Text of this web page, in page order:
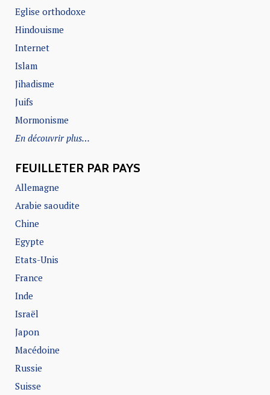
Eglise orthodoxe
Hindouisme
Internet
Islam
Jihadisme
Juifs
Mormonisme
En découvrir plus…
FEUILLETER PAR PAYS
Allemagne
Arabie saoudite
Chine
Egypte
Etats-Unis
France
Inde
Israël
Japon
Macédoine
Russie
Suisse